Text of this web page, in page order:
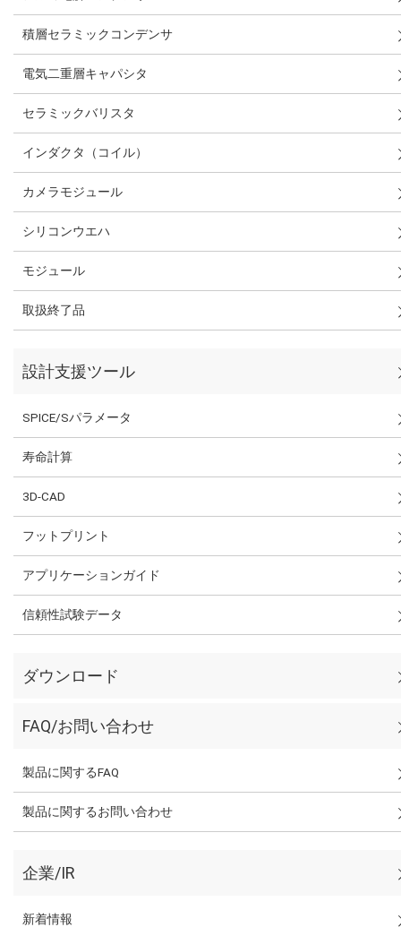
積層セラミックコンデンサ
電気二重層キャパシタ
セラミックバリスタ
インダクタ（コイル）
カメラモジュール
シリコンウエハ
モジュール
取扱終了品
設計支援ツール
SPICE/Sパラメータ
寿命計算
3D-CAD
フットプリント
アプリケーションガイド
信頼性試験データ
ダウンロード
FAQ/お問い合わせ
製品に関するFAQ
製品に関するお問い合わせ
企業/IR
新着情報